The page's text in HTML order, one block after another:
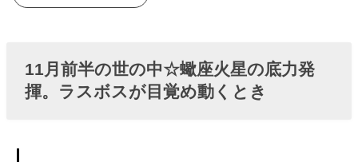
星の底力発
揮。ラスボス
11月前半の世の中☆蠍座火星の底力発
揮。ラスボスが目覚め動くとき